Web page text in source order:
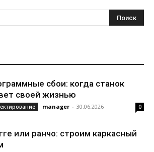
сбои: когда станок
своей жизнью
manager - 30.06.2026 0
или ранчо: строим каркасный